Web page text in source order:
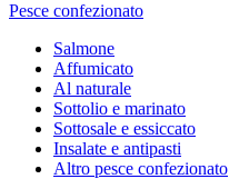
Pesce confezionato
Salmone
Affumicato
Al naturale
Sottolio e marinato
Sottosale e essiccato
Insalate e antipasti
Altro pesce confezionato